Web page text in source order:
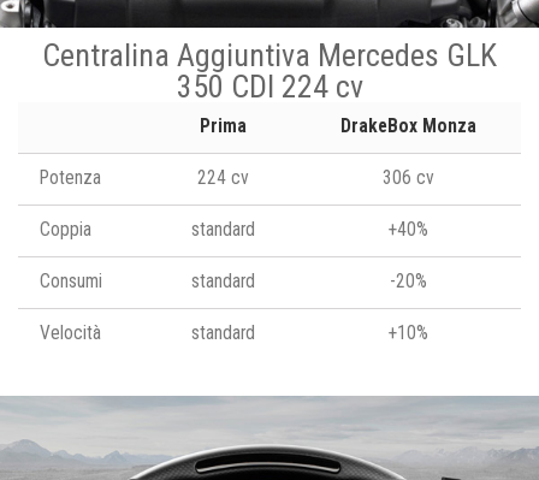
Centralina Aggiuntiva Mercedes GLK
350 CDI 224 cv
Prima DrakeBox Monza
Potenza 224 cv 306 cv
Coppia standard +40%
Consumi standard -20%
Velocità standard +10%